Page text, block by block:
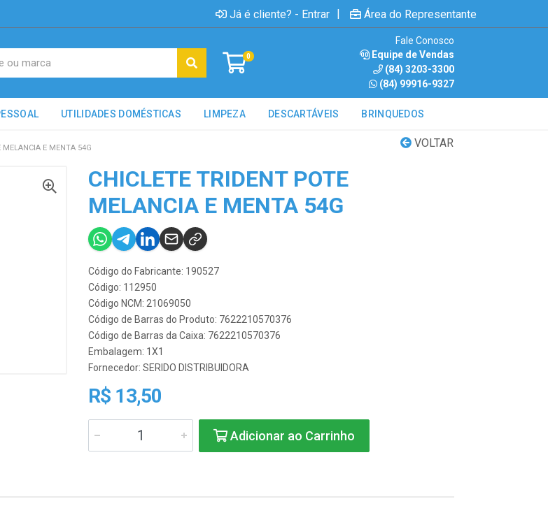
Já é cliente? - Entrar | Área do Representante
0
Fale Conosco
Equipe de Vendas
(84) 3203-3300
(84) 99916-9327
UTILIDADES DOMÉSTICAS LIMPEZA DESCARTÁVEIS BRINQUEDOS
VOLTAR
MELANCIA E MENTA 54G
CHICLETE TRIDENT POTE
MELANCIA E MENTA 54G
Código do Fabricante: 190527
Código: 112950
Código NCM: 21069050
Código de Barras do Produto: 7622210570376
Código de Barras da Caixa: 7622210570376
Embalagem: 1X1
Fornecedor: SERIDO DISTRIBUIDORA
R$ 13,50
Adicionar ao Carrinho